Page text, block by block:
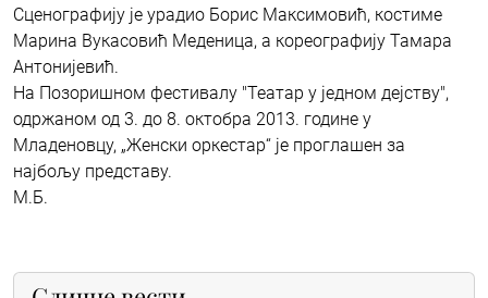
Сценографију је урадио Борис Максимовић, костиме
Марина Вукасовић Меденица, а кореографију Тамара
Антонијевић.
На Позоришном фестивалу "Театар у једном дејству",
одржаном од 3. до 8. октобра 2013. године у
Младеновцу, „Женски оркестар“ је проглашен за
најбољу представу.
М.Б.